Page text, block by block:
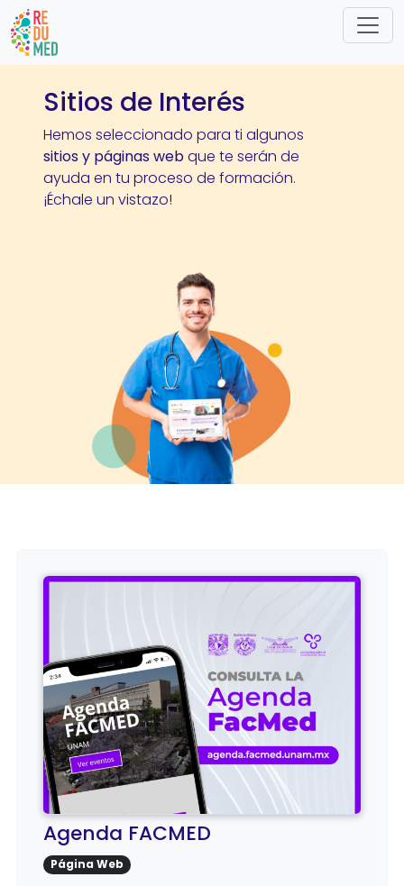
Pasar al contenido principal
Sitios de Interés
Hemos seleccionado para ti algunos
sitios y páginas webque te serán de
ayuda en tu proceso de formación.
¡Échale un vistazo!
Agenda FACMED
Página Web